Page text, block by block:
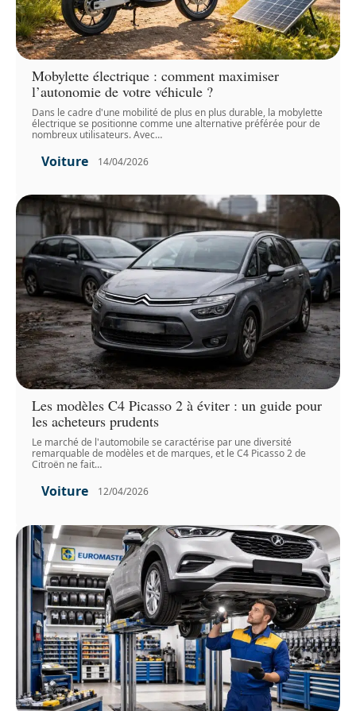
Mobylette électrique : comment maximiser
l’autonomie de votre véhicule ?
Dans le cadre d'une mobilité de plus en plus durable, la mobylette
électrique se positionne comme une alternative préférée pour de
nombreux utilisateurs. Avec…
Voiture 14/04/2026
Les modèles C4 Picasso 2 à éviter : un guide pour
les acheteurs prudents
Le marché de l'automobile se caractérise par une diversité
remarquable de modèles et de marques, et le C4 Picasso 2 de
Citroën ne fait…
Voiture 12/04/2026